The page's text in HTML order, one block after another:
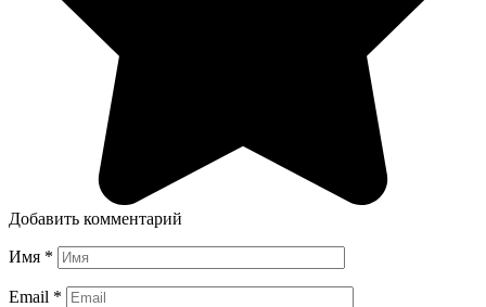
Добавить комментарий
Имя *
Email *